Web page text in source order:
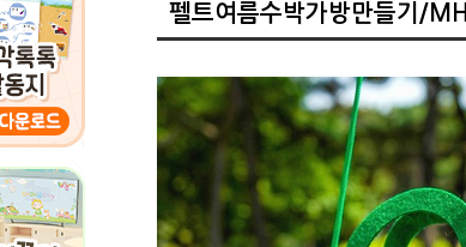
펠트여름수박가방만들기/MH